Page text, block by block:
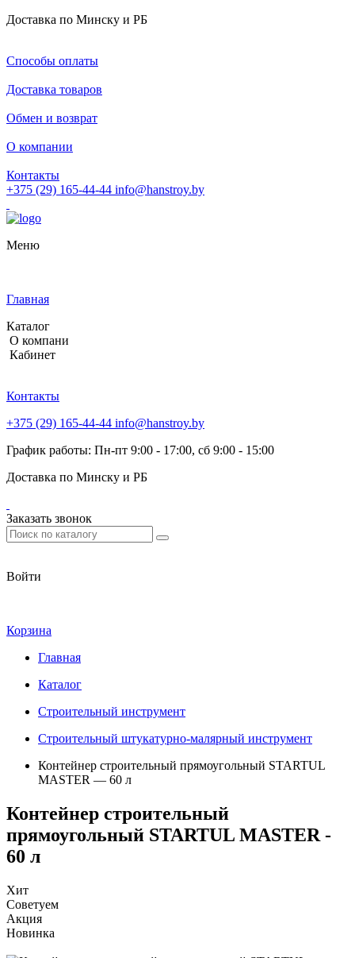
Доставка по Минску и РБ
Способы оплаты
Доставка товаров
Обмен и возврат
О компании
Контакты
+375 (29) 165-44-44 info@hanstroy.by
Меню
Главная
Каталог
О компани
Кабинет
Контакты
+375 (29) 165-44-44 info@hanstroy.by
График работы: Пн-пт 9:00 - 17:00, сб 9:00 - 15:00
Доставка по Минску и РБ
Заказать звонок
Войти
Корзина
Главная
Каталог
Строительный инструмент
Строительный штукатурно-малярный инструмент
Контейнер строительный прямоугольный STARTUL
MASTER — 60 л
Контейнер строительный
прямоугольный STARTUL MASTER -
60 л
Хит
Советуем
Акция
Новинка